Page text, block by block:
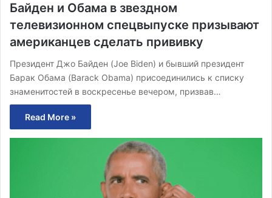
Байден и Обама в звездном
телевизионном спецвыпуске призывают
американцев сделать прививку
Президент Джо Байден (Joe Biden) и бывший президент
Барак Обама (Barack Obama) присоединились к списку
знаменитостей в воскресенье вечером, призвав…
Read More »